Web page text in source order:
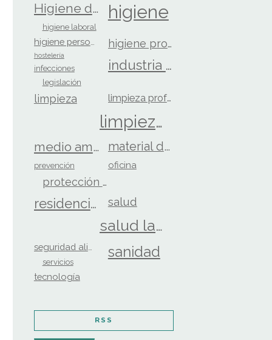
higiene
Higiene de Manos
higiene laboral
higiene profesional
hostelería
industria alimentaria
infecciones
legislación
limpieza limpieza profesional
limpieza y desinfección
material de limpieza
medio ambiente
oficina
prevención
protección personal
residencias salud
salud laboral
sanidad
servicios
tecnología
RSS